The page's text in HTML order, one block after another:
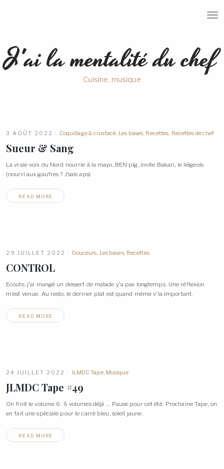
T
E
N
N
J'ai la mentalité du chef
Cuisine, musique
3 AOÛT 2022 Coquillage & crustacé, Les bases, Recettes, Recettes de chef
Sueur & Sang
La vraie voix du Nord nourrie à la mayo, BEN plg, invite Bakari, le liégeois
(nourri aux gaufres ? J’sais aps)
READ MORE
29 JUILLET 2022 Douceurs, Les bases, Recettes
CONTROL
Ecoute, j’ai mangé un dessert de malade y’a pas longtemps. Une réflexion
m’est venue. Au resto, le dernier plat est quand même v’la important.
READ MORE
24 JUILLET 2022 JLMDC Tape, Musique
JLMDC Tape #49
On finit le volume 6. 6 volumes déjà … Pause pour cet été. Prochaine Tape, on
en fait une spéciale pour le carré bleu, soleil jaune.
READ MORE